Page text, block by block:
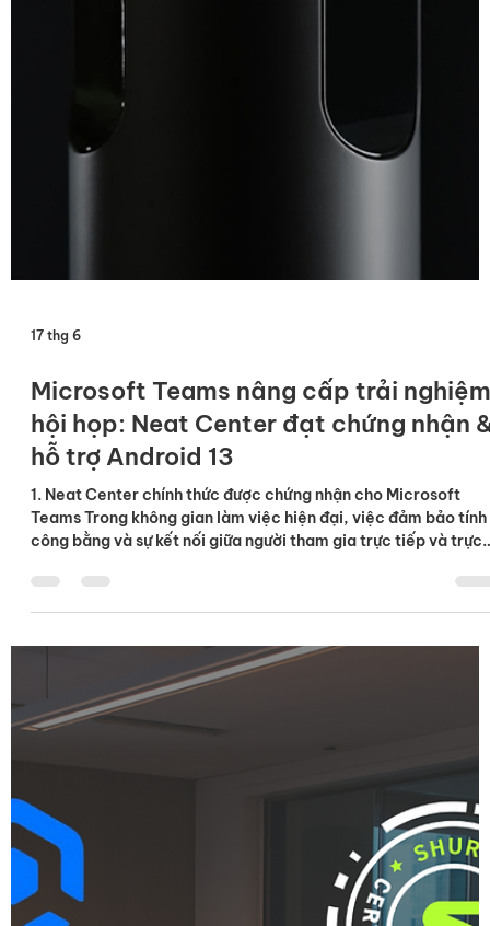
17 thg 6
Microsoft Teams nâng cấp trải nghiệm
hội họp: Neat Center đạt chứng nhận
hỗ trợ Android 13
1. Neat Center chính thức được chứng nhận cho Microsoft
công bằng và sự kết nối giữa người tham gia trực tiếp và trực
tuyến là thách thức lớn. Neat Center – giải pháp thiết bị mới
nhất vừa đạt chứng nhận từ Microsoft Teams – đã giải quyết
triệt để vấn đề này. Lợi ích vượt trội cho các cuộc họp lớn:
Center cung cấp góc nhìn toàn diện, giúp những người tha